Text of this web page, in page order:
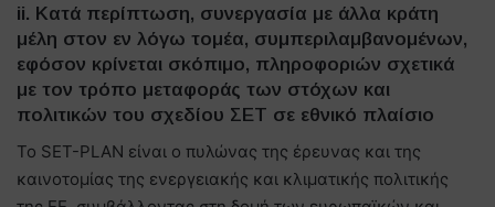
ii. Κατά περίπτωση, συνεργασία με άλλα κράτη
μέλη στον εν λόγω τομέα, συμπεριλαμβανομένων,
εφόσον κρίνεται σκόπιμο, πληροφοριών σχετικά
με τον τρόπο μεταφοράς των στόχων και
πολιτικών του σχεδίου ΣΕΤ σε εθνικό πλαίσιο
Το SET-PLAN είναι ο πυλώνας της έρευνας και της
καινοτομίας της ενεργειακής και κλιματικής πολιτικής